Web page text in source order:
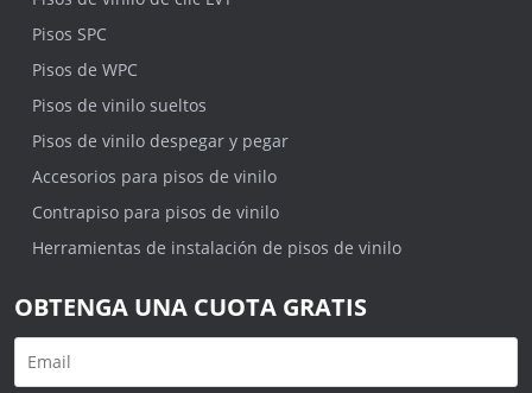
Pisos SPC
Pisos de WPC
Pisos de vinilo sueltos
Pisos de vinilo despegar y pegar
Accesorios para pisos de vinilo
Contrapiso para pisos de vinilo
Herramientas de instalación de pisos de vinilo
OBTENGA UNA CUOTA GRATIS